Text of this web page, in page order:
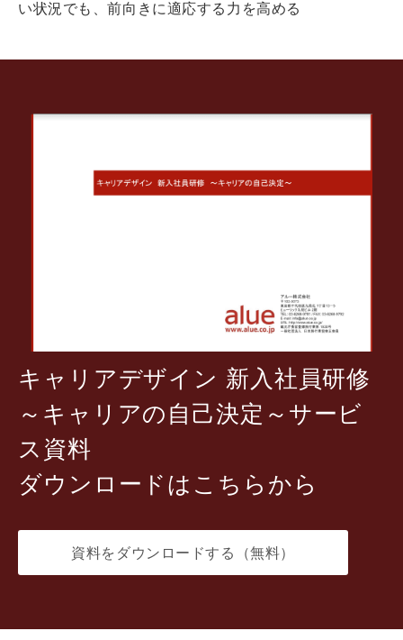
い状況でも、前向きに適応する力を高める
キャリアデザイン 新入社員研修
～キャリアの自己決定～サービ
ス資料
ダウンロードはこちらから
資料をダウンロードする（無料）